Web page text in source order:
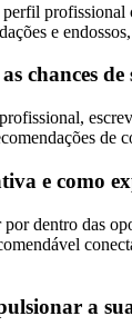
e
de
de
e como
dentro das
a